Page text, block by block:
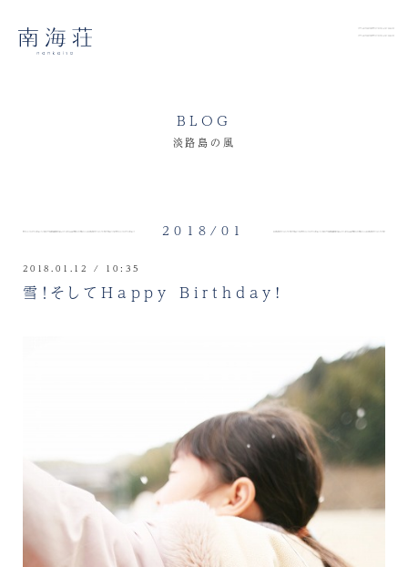
BLOG
淡路島の風
2018/01
2018.01.12 / 10:35
雪！そしてHappy Birthday!